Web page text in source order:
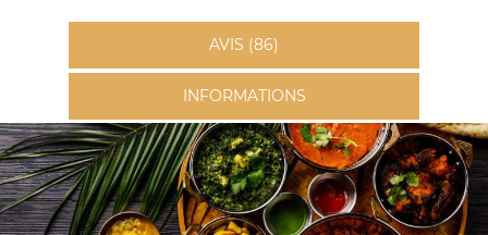
AVIS (86)
INFORMATIONS